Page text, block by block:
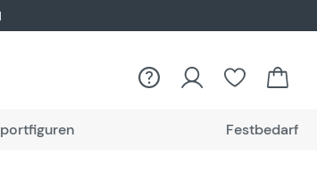
Du hast 0
Festbedarf